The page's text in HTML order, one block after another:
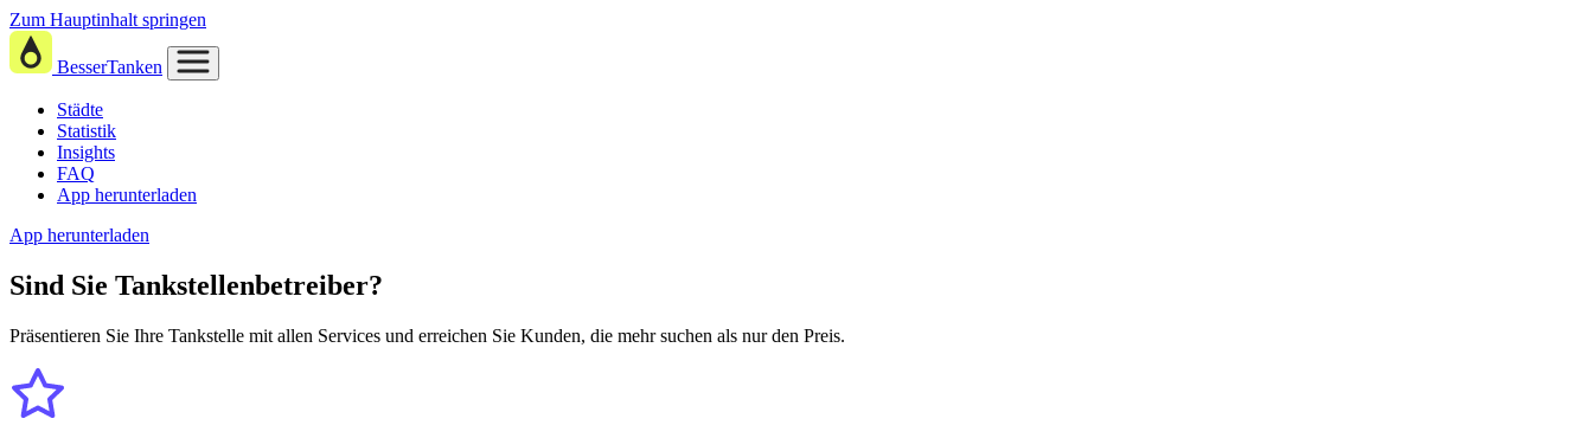
Zum Hauptinhalt springen
BesserTanken
Städte
Statistik
Insights
FAQ
App herunterladen
App herunterladen
Sind Sie Tankstellenbetreiber?
Präsentieren Sie Ihre Tankstelle mit allen Services und erreichen Sie Kunden, die mehr suchen als nur den Preis.